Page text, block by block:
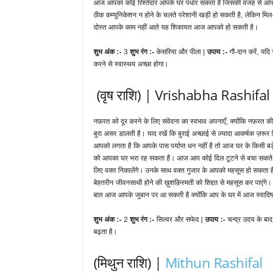
आज आपका कोई रिश्तेदार आपके घर पधार सकता है जिसकी वजह से
ठीक कम्यूनिकेशन न होने के चलते परेशानी खड़ी हो सकती है, लेकिन
दोस्त आपके काम नहीं आते यह शिकायत आज आपको हो सकती है।
शुभ अंक :- 3शुभ रंग :- केसरिया और पीला |उपाय :- गौ-दान करें,
करने से स्वास्थय अच्छा होगा।
(वृष राशि) | Vrishabha Rashifal
नफ़रत को दूर करने के लिए संवेदना का स्वभाव अपनाएँ, क्योंकि नफ़रत
बुरा असर डालती है। याद रखें कि बुराई अच्छाई से ज़्यादा आकर्षक
आपको लगता है कि आपके पास पर्याप्त धन नहीं है तो आज घर के किसी
को आपका घर भरा रह सकता है। आज आप कोई दिल टूटने से बचा
लिए वक्त निकालेंगे। उनके साथ वक्त गुजार के आपको महसूस हो
बेहतरीन जीवनसाथी होने की ख़ुशक़िस्मती को शिद्दत से महसूस कर पाएंगे।
बात आज आपके जुबान पर आ सकती है क्योंकि आप के घर में आज
शुभ अंक :- 2शुभ रंग :- सिल्वर और सफेद |उपाय :- चन्द्र उदय के
बढ़ता है।
(मिथुन राशि) | Mithun Rashifal